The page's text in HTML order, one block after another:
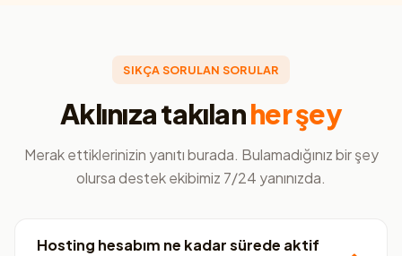
SIKÇA SORULAN SORULAR
Aklınıza takılanher şey
Merak ettiklerinizin yanıtı burada. Bulamadığınız bir şey
olursa destek ekibimiz 7/24 yanınızda.
Hosting hesabım ne kadar sürede aktif